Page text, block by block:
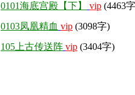
0101海底宫殿【下】 vip (4463
0103凤凰精血 vip (3098字)
105上古传送阵 vip (3404字)